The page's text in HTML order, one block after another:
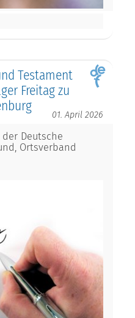
Testament
Freitag zu
01. April 2026
der Deutsche
Ortsverband